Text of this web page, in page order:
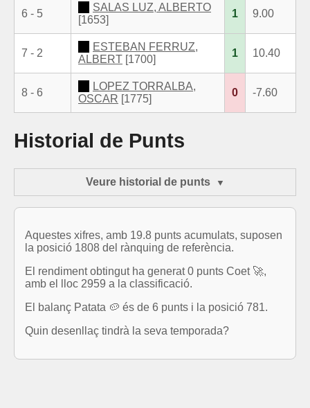
6 - 5
SALAS LUZ, ALBERTO
[1653]
1 9.00
7 - 2
ESTEBAN FERRUZ,
ALBERT [1700]
1 10.40
8 - 6
LOPEZ TORRALBA,
OSCAR [1775]
0 -7.60
Historial de Punts
Veure historial de punts
Aquestes xifres, amb 19.8 punts acumulats, suposen
la posició 1808 del rànquing de referència.
El rendiment obtingut ha generat 0 punts Coet 🚀,
amb el lloc 2959 a la classificació.
El balanç Patata 🥔 és de 6 punts i la posició 781.
Quin desenllaç tindrà la seva temporada?